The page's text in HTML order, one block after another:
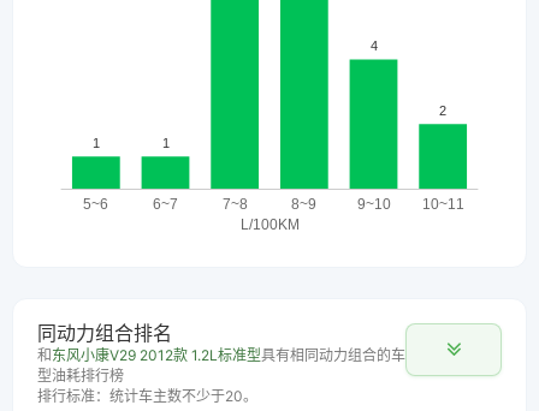
同动力组合排名
和 东风小康V29 2012款 1.2L标准型具有相同动力组合的车
型油耗排行榜
排行标准：统计车主数不少于20。